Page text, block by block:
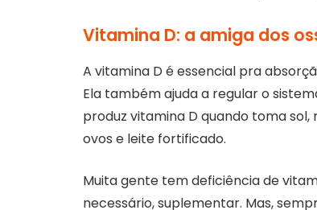
Vitamina D: a amiga dos
A vitamina D é essencial pra
Ela também ajuda a regular o
produz vitamina D quando toma
ovos e leite fortificado.
Muita gente tem deficiência de
necessário, suplementar. Mas,